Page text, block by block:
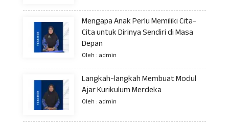
Mengapa Anak Perlu Memiliki Cita-
Cita untuk Dirinya Sendiri di Masa
Depan
Oleh : admin
Langkah-langkah Membuat Modul
Ajar Kurikulum Merdeka
Oleh : admin